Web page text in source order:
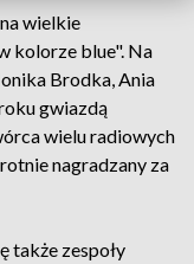
wielkie
kolorze blue". Na
Brodka, Ania
gwiazdą
wielu radiowych
nagradzany za
także zespoły